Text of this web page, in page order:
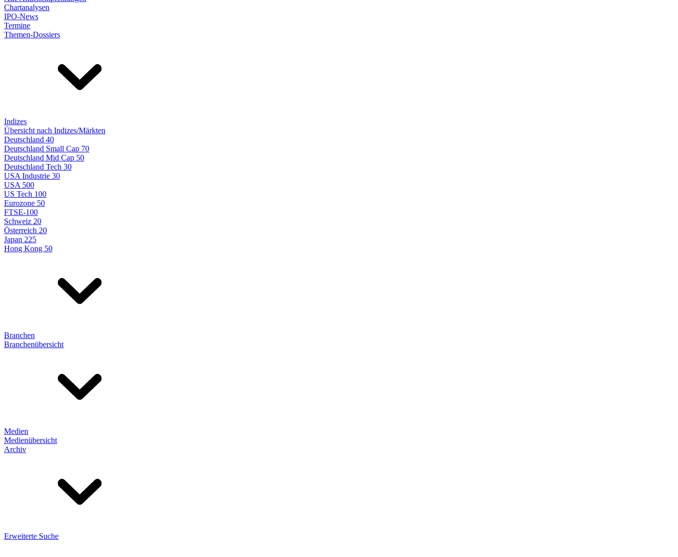
Chartanalysen
IPO-News
Termine
Themen-Dossiers
Indizes
Übersicht nach Indizes/Märkten
Deutschland 40
Deutschland Small Cap 70
Deutschland Mid Cap 50
Deutschland Tech 30
USA Industrie 30
USA 500
US Tech 100
Eurozone 50
FTSE-100
Schweiz 20
Österreich 20
Japan 225
Hong Kong 50
Branchen
Branchenübersicht
Medien
Medienübersicht
Archiv
Erweiterte Suche